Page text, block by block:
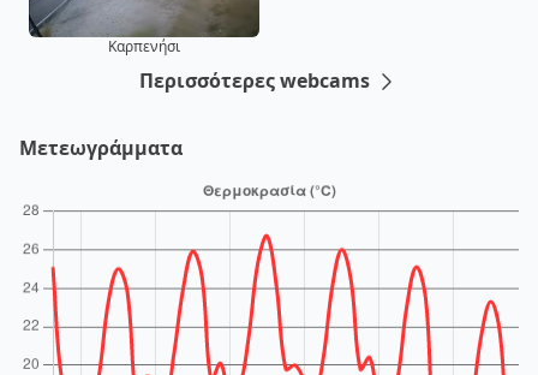
Καρπενήσι
Περισσότερες webcams
Μετεωγράμματα